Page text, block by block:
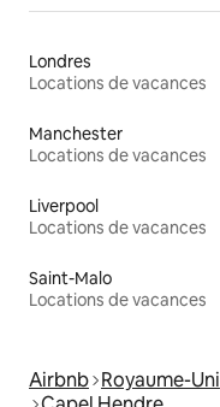
Londres
Locations de vacances
Manchester
Locations de vacances
Liverpool
Locations de vacances
Saint-Malo
Locations de vacances
Airbnb Royaume-Uni